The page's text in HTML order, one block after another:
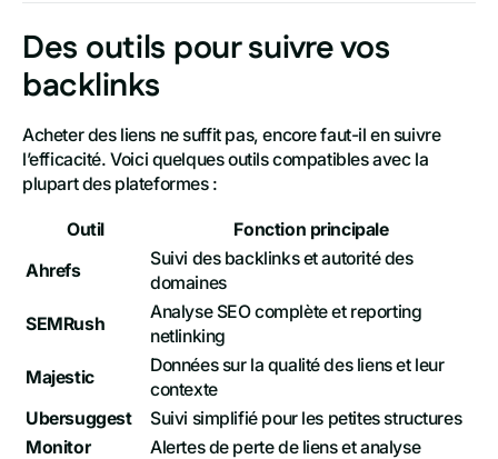
Des outils pour suivre vos
backlinks
Acheter des liens ne suffit pas, encore faut-il en suivre
l’efficacité. Voici quelques outils compatibles avec la
plupart des plateformes :
Outil
Fonction principale
Ahrefs
Suivi des backlinks et autorité des
domaines
SEMRush
Analyse SEO complète et reporting
netlinking
Majestic
Données sur la qualité des liens et leur
contexte
Ubersuggest
Suivi simplifié pour les petites structures
Monitor
Alertes de perte de liens et analyse